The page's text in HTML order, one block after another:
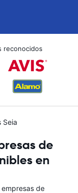
reconocidos
Seia
de
en
de